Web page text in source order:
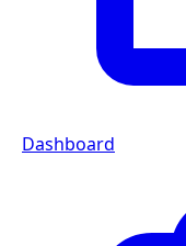
Dashboard